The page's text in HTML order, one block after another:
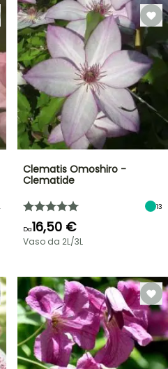
BULBI
PRIMAVERILI
Clematis Omoshiro -
Clematide
13
Da16,50 €
Vaso da 2L/3L